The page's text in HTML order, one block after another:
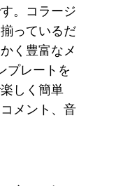
。コラージ
っているだ
く豊富なメ
プレートを
しく簡単
メント、音